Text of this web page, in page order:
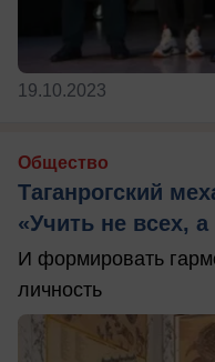
19.10.2023
Общество
Таганрогский
«Учить не всех,
И формировать
личность